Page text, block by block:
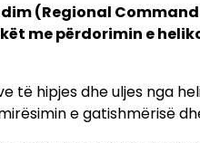
(Regional
me përdorimin e
hipjes dhe uljes nga
e gatishmërisë